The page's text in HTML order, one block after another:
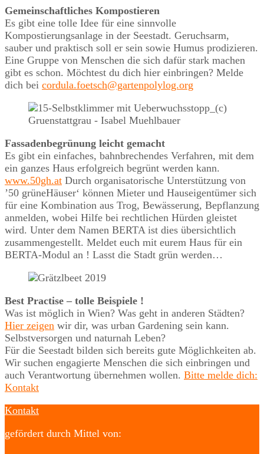
Gemeinschaftliches Kompostieren
Es gibt eine tolle Idee für eine sinnvolle
Kompostierungsanlage in der Seestadt. Geruchsarm,
sauber und praktisch soll er sein sowie Humus prodizieren.
Eine Gruppe von Menschen die sich dafür stark machen
gibt es schon. Möchtest du dich hier einbringen? Melde
dich bei cordula.foetsch@gartenpolylog.org
Fassadenbegrünung leicht gemacht
Es gibt ein einfaches, bahnbrechendes Verfahren, mit dem
ein ganzes Haus erfolgreich begrünt werden kann.
www.50gh.at Durch organisatorische Unterstützung von
’50 grüneHäuser‘ können Mieter und Hauseigentümer sich
für eine Kombination aus Trog, Bewässerung, Bepflanzung
anmelden, wobei Hilfe bei rechtlichen Hürden gleistet
wird. Unter dem Namen BERTA ist dies übersichtlich
zusammengestellt. Meldet euch mit eurem Haus für ein
BERTA-Modul an ! Lasst die Stadt grün werden…
Best Practise – tolle Beispiele !
Was ist möglich in Wien? Was geht in anderen Städten?
Hier zeigen wir dir, was urban Gardening sein kann.
Selbstversorgen und naturnah Leben?
Für die Seestadt bilden sich bereits gute Möglichkeiten ab.
Wir suchen engagierte Menschen die sich einbringen und
auch Verantwortung übernehmen wollen. Bitte melde dich:
Kontakt
Kontakt
gefördert durch Mittel von: